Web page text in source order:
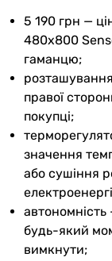
універсальне
Розташування
зліва
справа
справа
справа
справа
справа
справа
Максимальна
155 Вт
155 Вт
155 Вт
Висота
Ширина
Глибина
Міжосьова
відстань
Вага
Колір
5 190 грн —
480х800
гаманцю;
правої
покупці;
значення
або сушіння
будь-який
вимкнути;